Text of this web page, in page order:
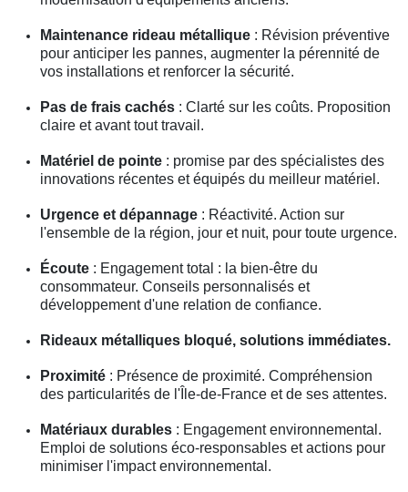
Maintenance rideau métallique : Révision préventive
pour anticiper les pannes, augmenter la pérennité de
vos installations et renforcer la sécurité.
Pas de frais cachés : Clarté sur les coûts. Proposition
claire et avant tout travail.
Matériel de pointe : promise par des spécialistes des
innovations récentes et équipés du meilleur matériel.
Urgence et dépannage : Réactivité. Action sur
l'ensemble de la région, jour et nuit, pour toute urgence.
Écoute : Engagement total : la bien-être du
consommateur. Conseils personnalisés et
développement d'une relation de confiance.
Rideaux métalliques bloqué, solutions immédiates.
Proximité : Présence de proximité. Compréhension
des particularités de l'Île-de-France et de ses attentes.
Matériaux durables : Engagement environnemental.
Emploi de solutions éco-responsables et actions pour
minimiser l'impact environnemental.